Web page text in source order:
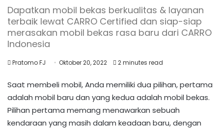
Dapatkan mobil bekas berkualitas & layanan
terbaik lewat CARRO Certified dan siap-siap
merasakan mobil bekas rasa baru dari CARRO
Indonesia
Pratomo FJ Oktober 20, 2022 2 minutes read
Saat membeli mobil, Anda memiliki dua pilihan, pertama
adalah mobil baru dan yang kedua adalah mobil bekas.
Pilihan pertama memang menawarkan sebuah
kendaraan yang masih dalam keadaan baru, dengan